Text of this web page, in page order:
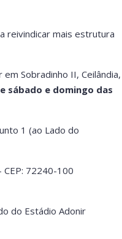
reivindicar mais estrutura
Sobradinho II, Ceilândia,
sábado e domingo das
1 (ao Lado do
CEP: 72240-100
do Estádio Adonir